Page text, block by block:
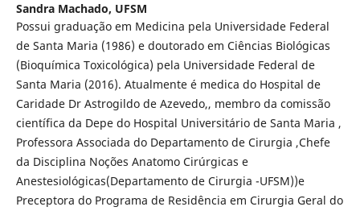
Sandra Machado, UFSM
Possui graduação em Medicina pela Universidade Federal
de Santa Maria (1986) e doutorado em Ciências Biológicas
(Bioquímica Toxicológica) pela Universidade Federal de
Santa Maria (2016). Atualmente é medica do Hospital de
Caridade Dr Astrogildo de Azevedo,, membro da comissão
científica da Depe do Hospital Universitário de Santa Maria ,
Professora Associada do Departamento de Cirurgia ,Chefe
da Disciplina Noções Anatomo Cirúrgicas e
Anestesiológicas(Departamento de Cirurgia -UFSM))e
Preceptora do Programa de Residência em Cirurgia Geral do